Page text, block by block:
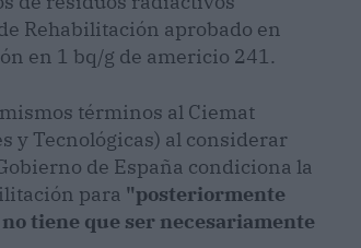
Rehabilitación aprobado en
en 1 bq/g de americio 241.
términos al Ciemat
y Tecnológicas) al considerar
de España condiciona la
para "posteriormente
tiene que ser necesariamente